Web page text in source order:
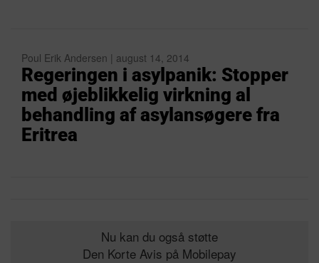
Poul Erik Andersen | august 14, 2014
Regeringen i asylpanik: Stopper
med øjeblikkelig virkning al
behandling af asylansøgere fra
Eritrea
Nu kan du også støtte
Den Korte Avis på Mobilepay